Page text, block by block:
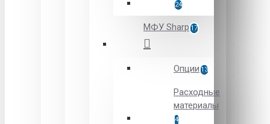
24
МФУ Sharp 17
Опции 13
Расходные
материалы
4